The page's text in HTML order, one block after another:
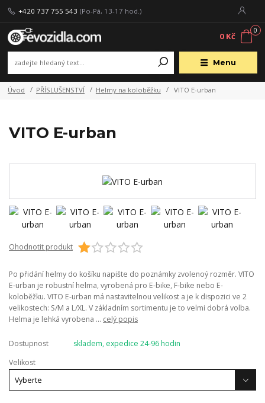
Menu
+420 737 755 543 (Po-Pá, 13-17 hod.)
0
0 Kč
Úvod PŘÍSLUŠENSTVÍ Helmy na koloběžku VITO E-urban
VITO E-urban
Ohodnotit produkt
Po přidání helmy do košíku napište do poznámky zvolenoý rozměr. VITO
E-urban je robustní helma, vyrobená pro E-bike, F-bike nebo E-
koloběžku. VITO E-urban má nastavitelnou velikost a je k dispozici ve 2
velikostech: S/M a L/XL. V základním sortimentu je to velmi dobrá volba.
Helma je lehká vyrobena ... celý popis
Dostupnost
skladem, expedice 24-96 hodin
Velikost